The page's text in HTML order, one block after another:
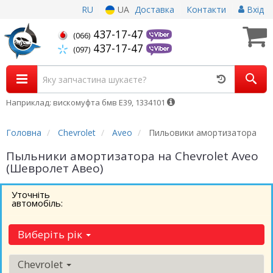
RU UA Доставка Контакти Вхід
(066) 437-17-47
(097) 437-17-47
Наприклад: вискомуфта бмв Е39, 1334101
Головна Chevrolet Aveo Пильовики амортизатора
Пыльники амортизатора на Chevrolet Aveo
(Шевролет Авео)
Уточніть
автомобіль:
Виберіть рік
Chevrolet